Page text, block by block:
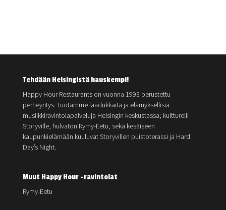
Tehdään Helsingistä hauskempi!
Happy Hour Restaurants on vuonna 1993 perustettu
perheyritys. Tuotamme laadukkaita ja elämyksellisiä
musiikkiravintolapalveluja Helsingin keskustassa; kultturelli
Storyville, hulvaton Rymy-Eetu, sekä kesäiseen
kaupunkielämään kuuluvat Storyvillen puistoterassi ja Hard
Day’s Night.
Muut Happy Hour -ravintolat
Rymy-Eetu